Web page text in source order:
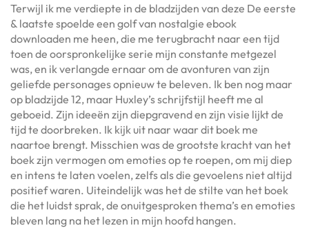
Terwijl ik me verdiepte in de bladzijden van deze De eerste
& laatste spoelde een golf van nostalgie ebook
downloaden me heen, die me terugbracht naar een tijd
toen de oorspronkelijke serie mijn constante metgezel
was, en ik verlangde ernaar om de avonturen van zijn
geliefde personages opnieuw te beleven. Ik ben nog maar
op bladzijde 12, maar Huxley’s schrijfstijl heeft me al
geboeid. Zijn ideeën zijn diepgravend en zijn visie lijkt de
tijd te doorbreken. Ik kijk uit naar waar dit boek me
naartoe brengt. Misschien was de grootste kracht van het
boek zijn vermogen om emoties op te roepen, om mij diep
en intens te laten voelen, zelfs als die gevoelens niet altijd
positief waren. Uiteindelijk was het de stilte van het boek
die het luidst sprak, de onuitgesproken thema’s en emoties
bleven lang na het lezen in mijn hoofd hangen.